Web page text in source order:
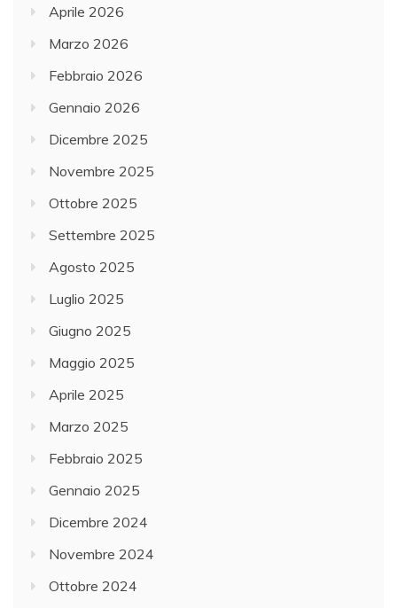
Aprile 2026
Marzo 2026
Febbraio 2026
Gennaio 2026
Dicembre 2025
Novembre 2025
Ottobre 2025
Settembre 2025
Agosto 2025
Luglio 2025
Giugno 2025
Maggio 2025
Aprile 2025
Marzo 2025
Febbraio 2025
Gennaio 2025
Dicembre 2024
Novembre 2024
Ottobre 2024